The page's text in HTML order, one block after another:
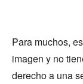
Para muchos,
imagen y no
derecho a una